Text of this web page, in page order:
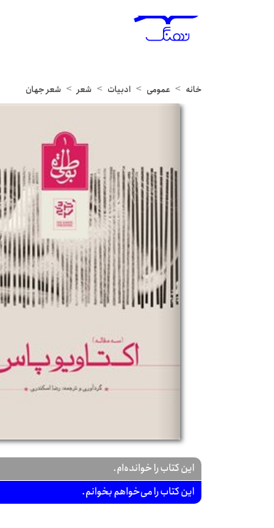
خانه عمومی ادبیات شعر شعر جهان
این کتاب را خوانده‌ام.
این کتاب را می‌خواهم بخوانم.